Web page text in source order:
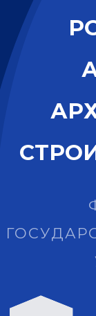
Р
АР
СТРО